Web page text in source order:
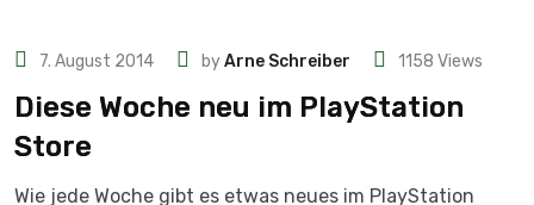
7. August 2014 byArne Schreiber 1158 Views
Diese Woche neu im PlayStation
Store
Wie jede Woche gibt es etwas neues im PlayStation